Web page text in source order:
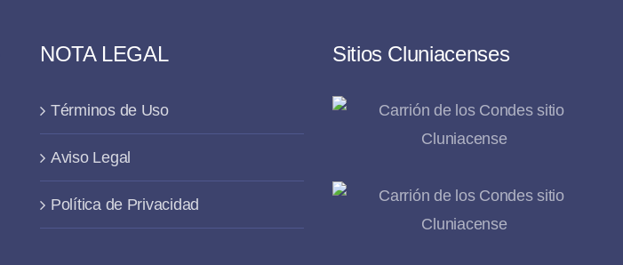
NOTA LEGAL
Términos de Uso
Aviso Legal
Política de Privacidad
Sitios Cluniacenses